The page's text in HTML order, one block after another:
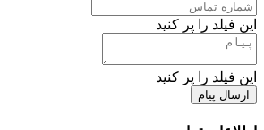
این فیلد را پر کنید
این فیلد را پر کنید
ارسال پیام